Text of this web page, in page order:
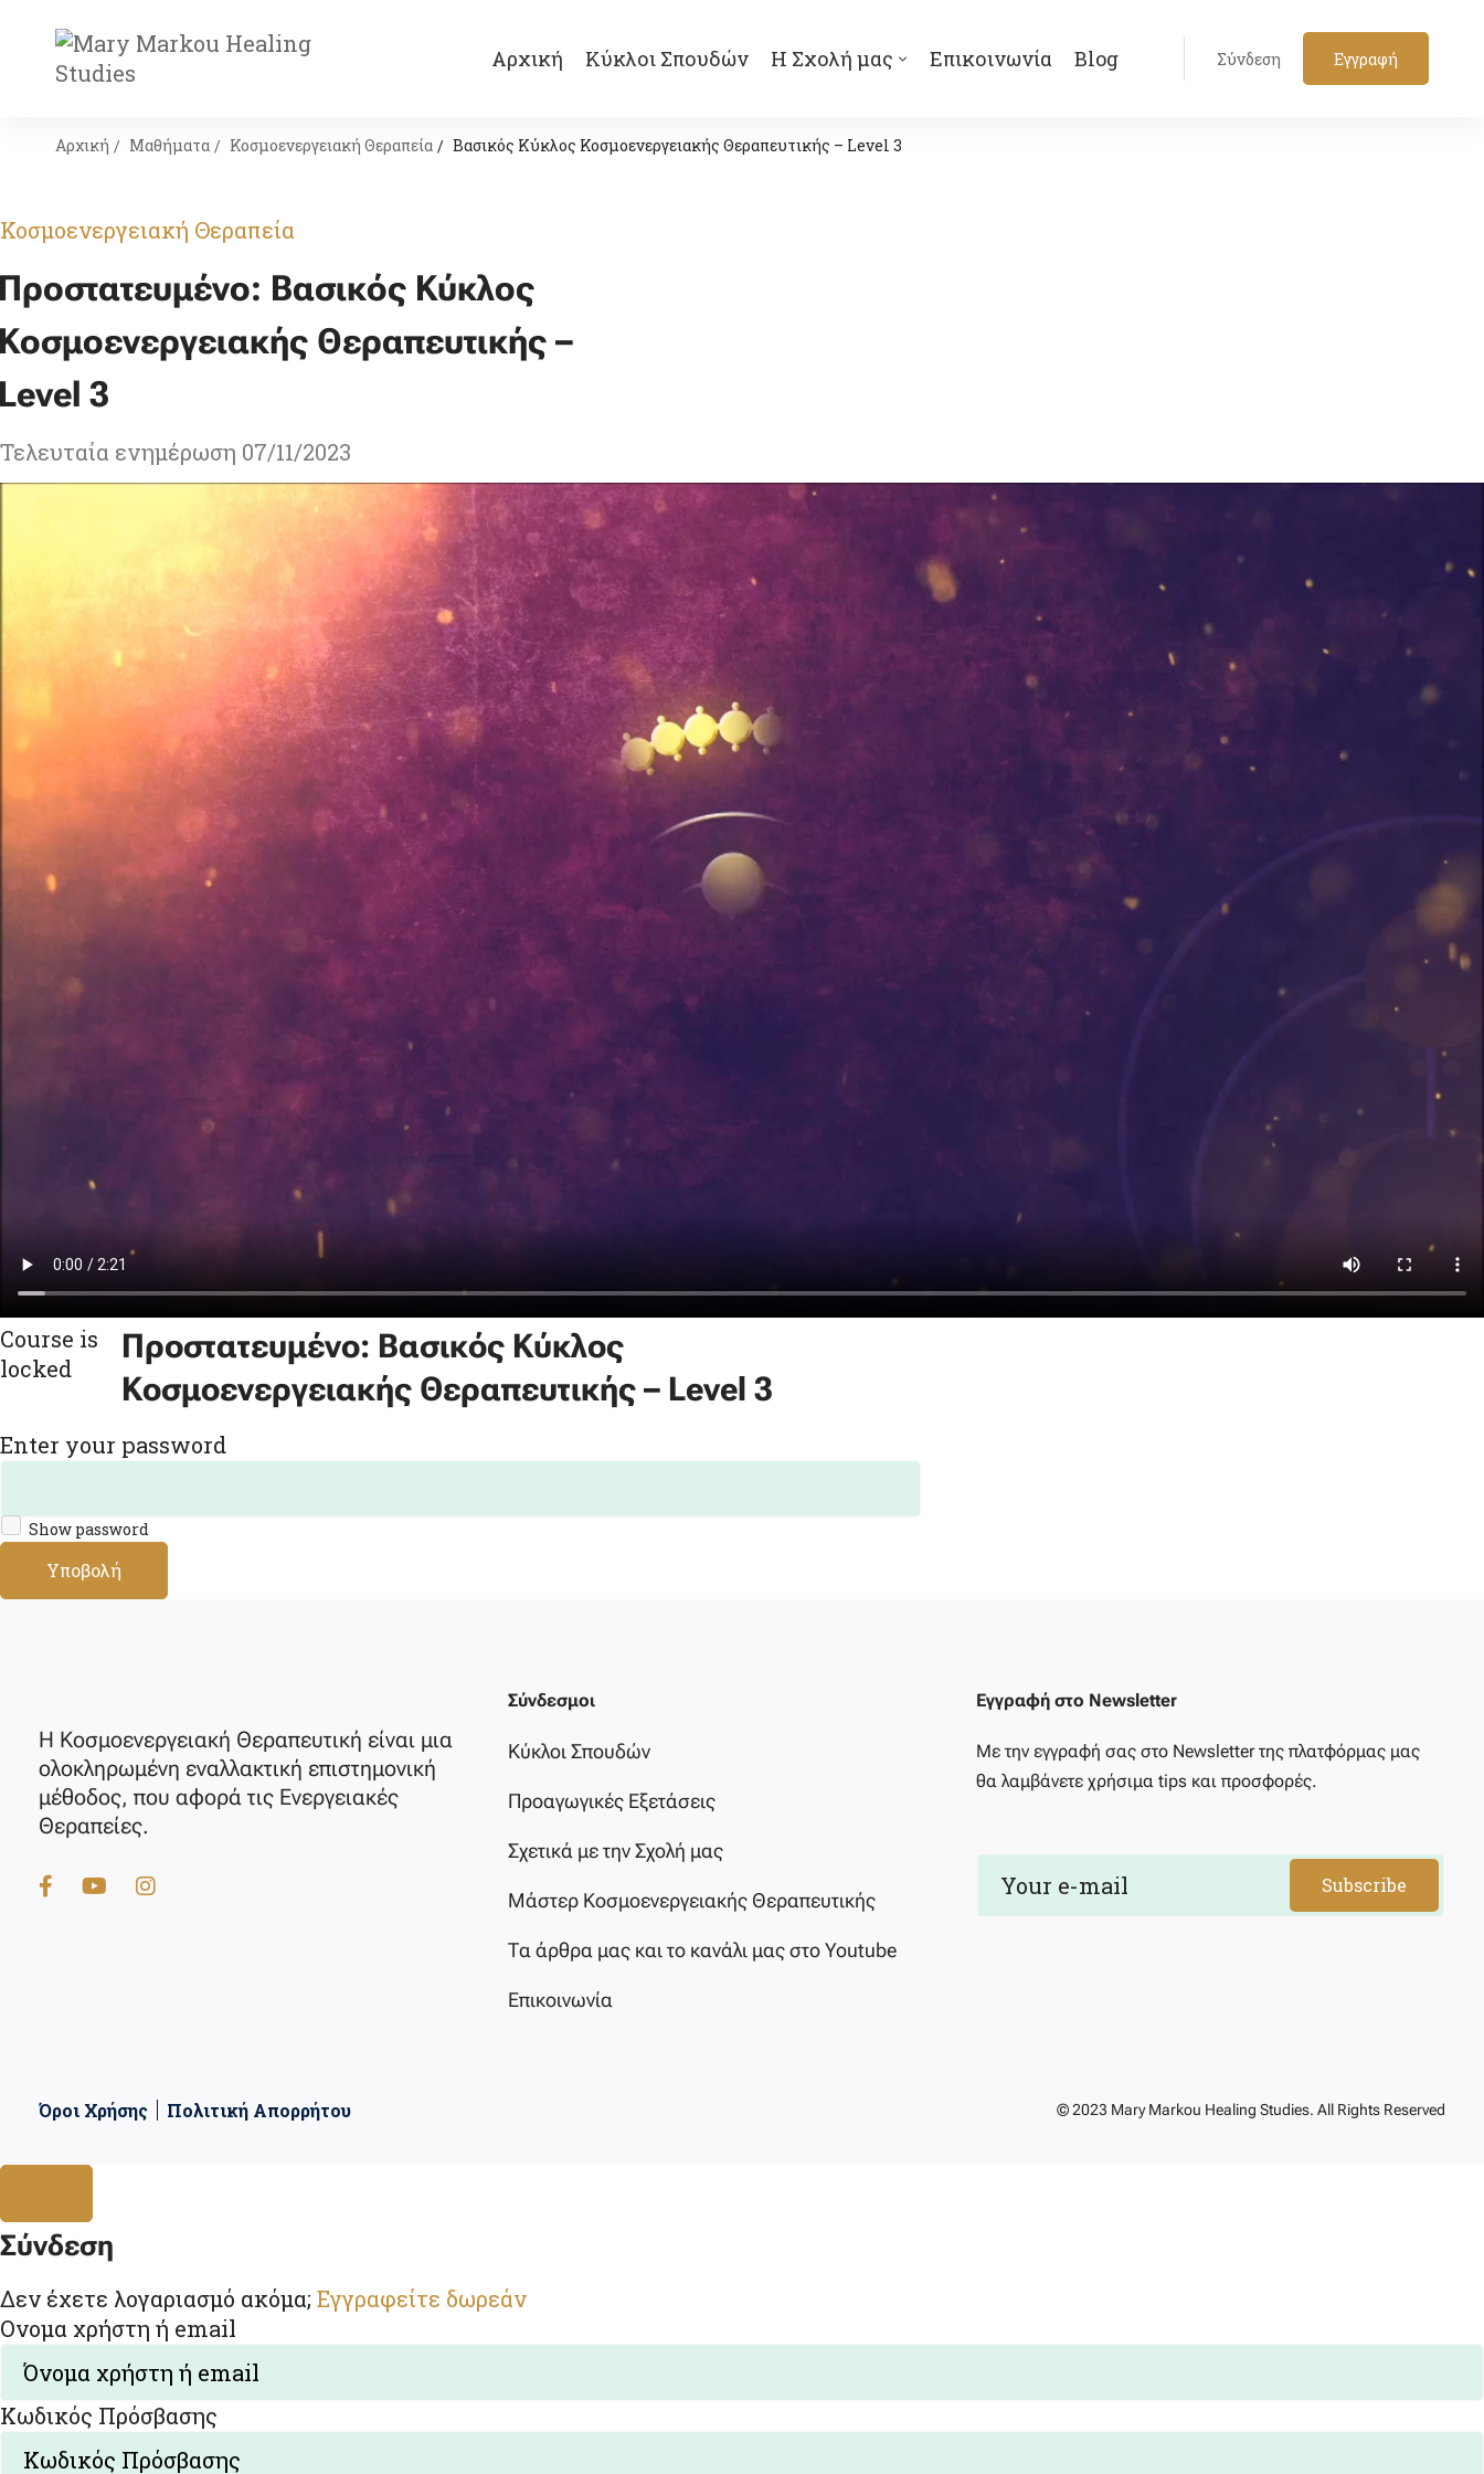
Αρχική Κύκλοι Σπουδών Η Σχολή μας Επικοινωνία Blog Σύνδεση Εγγραφή
Αρχική Μαθήματα Κοσμοενεργειακή Θεραπεία Βασικός Κύκλος Κοσμοενεργειακής Θεραπευτικής – Level 3
Κοσμοενεργειακή Θεραπεία
Βασικός Κύκλος
Θεραπευτικής –
3
Τελευταία ενημέρωση 07/11/2023
Course is
locked
Πρoστατευμένο: Βασικός Κύκλος
Κοσμοενεργειακής Θεραπευτικής – Level 3
Enter your password
Show password
Υποβολή
Η Κοσμοενεργειακή Θεραπευτική είναι μια
ολοκληρωμένη εναλλακτική επιστημονική
μέθοδος, που αφορά τις Ενεργειακές
Θεραπείες.
Σύνδεσμοι
Κύκλοι Σπουδών
Προαγωγικές Εξετάσεις
Σχετικά με την Σχολή μας
Μάστερ Κοσμοενεργειακής Θεραπευτικής
Τα άρθρα μας και το κανάλι μας στο Youtube
Επικοινωνία
Εγγραφή στο Newsletter
Με την εγγραφή σας στο Newsletter της πλατφόρμας μας
θα λαμβάνετε χρήσιμα tips και προσφορές.
Subscribe
Όροι Χρήσης Πολιτική Απορρήτου © 2023 Mary Markou Healing Studies. All Rights Reserved
Σύνδεση
Δεν έχετε λογαριασμό ακόμα; Εγγραφείτε δωρεάν
Ονομα χρήστη ή email
Κωδικός Πρόσβασης